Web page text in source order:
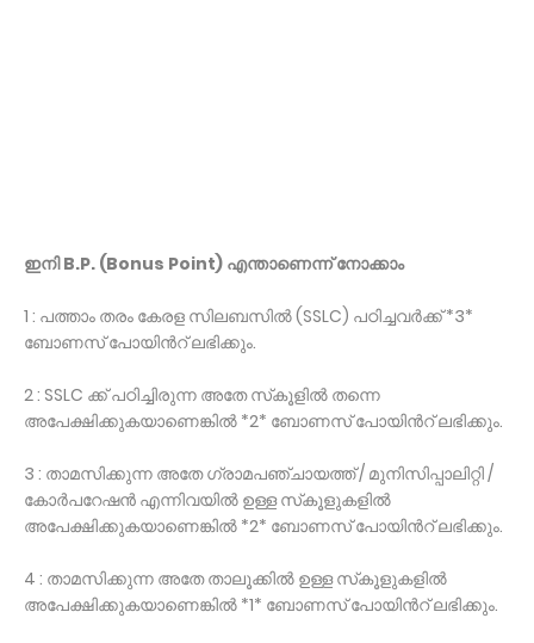
ഇനി B.P. (Bonus Point) എന്താണെന്ന് നോക്കാം
1 : പത്താം തരം കേരള സിലബസിൽ (SSLC) പഠിച്ചവർക്ക് *3*
ബോണസ് പോയിൻറ് ലഭിക്കും.
2 : SSLC ക്ക് പഠിച്ചിരുന്ന അതേ സ്‌കൂളിൽ തന്നെ
അപേക്ഷിക്കുകയാണെങ്കിൽ *2* ബോണസ് പോയിൻറ് ലഭിക്കും.
3 : താമസിക്കുന്ന അതേ ഗ്രാമപഞ്ചായത്ത് / മുനിസിപ്പാലിറ്റി /
കോർപറേഷൻ എന്നിവയിൽ ഉള്ള സ്‌കൂളുകളിൽ
അപേക്ഷിക്കുകയാണെങ്കിൽ *2* ബോണസ് പോയിൻറ് ലഭിക്കും.
4 : താമസിക്കുന്ന അതേ താലൂക്കിൽ ഉള്ള സ്‌കൂളുകളിൽ
അപേക്ഷിക്കുകയാണെങ്കിൽ *1* ബോണസ് പോയിൻറ് ലഭിക്കും.